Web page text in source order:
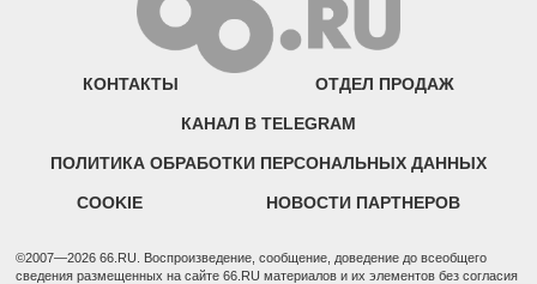
КОНТАКТЫ ОТДЕЛ ПРОДАЖ
КАНАЛ В TELEGRAM
ПОЛИТИКА ОБРАБОТКИ ПЕРСОНАЛЬНЫХ ДАННЫХ
COOKIE НОВОСТИ ПАРТНЕРОВ
©2007—2026 66.RU. Воспроизведение, сообщение, доведение до всеобщего
сведения размещенных на сайте 66.RU материалов и их элементов без согласия